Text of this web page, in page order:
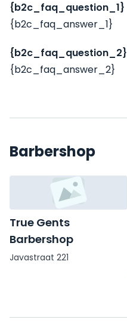
{b2c_faq_question_1}
{b2c_faq_answer_1}
{b2c_faq_question_2}
{b2c_faq_answer_2}
Barbershop
True Gents
Barbershop
Javastraat 221